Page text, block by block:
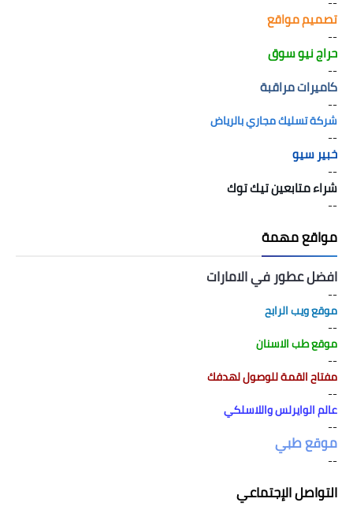
تصميم مواقع
--
حراج نيو سوق
--
كاميرات مراقبة
--
شركة تسليك مجاري بالرياض
--
خبير سيو
--
شراء متابعين تيك توك
--
مواقع مهمة
افضل عطور في الامارات
--
موقع ويب الرابح
--
موقع طب الاسنان
--
مفتاح القمة للوصول لهدفك
--
عالم الوايرلس واللاسلكي
--
موقع طبي
--
التواصل الإجتماعي